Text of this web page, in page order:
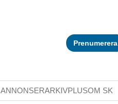
Prenumerera
ARKIVPLUSOM SK